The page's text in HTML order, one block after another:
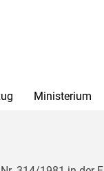
Ministerium